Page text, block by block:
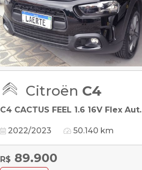
Citroën C4
C4 CACTUS FEEL 1.6 16V Flex Aut.
2022/2023 50.140 km
R$ 89.900